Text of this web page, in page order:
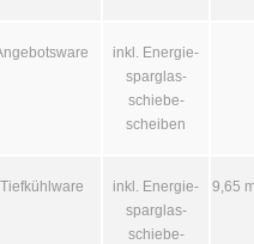
inkl. Energie­
spar­glas­
schiebe­
scheiben
Tiefkühlware
inkl. Energie­
spar­glas­
schiebe­
9,65 m